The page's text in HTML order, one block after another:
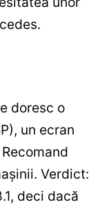
doresc o
un ecran
Verdict:
deci dacă